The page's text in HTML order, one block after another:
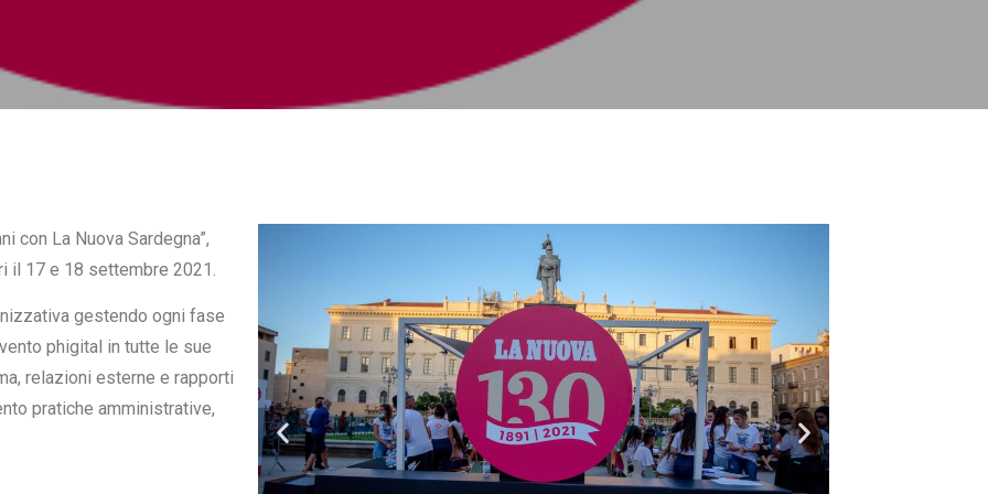
con La Nuova Sardegna”,
il 17 e 18 settembre 2021.
gestendo ogni fase
phigital in tutte le sue
relazioni esterne e rapporti
pratiche amministrative,